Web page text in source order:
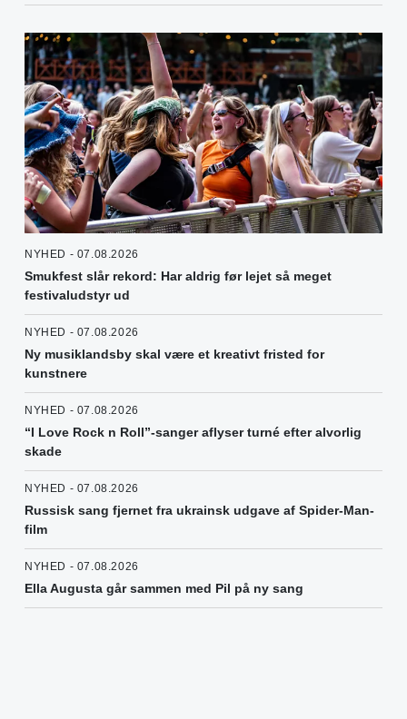
NYHED - 07.08.2026
Smukfest slår rekord: Har aldrig før lejet så meget
festivaludstyr ud
NYHED - 07.08.2026
Ny musiklandsby skal være et kreativt fristed for
kunstnere
NYHED - 07.08.2026
“I Love Rock n Roll”-sanger aflyser turné efter alvorlig
skade
NYHED - 07.08.2026
Russisk sang fjernet fra ukrainsk udgave af Spider-Man-
film
NYHED - 07.08.2026
Ella Augusta går sammen med Pil på ny sang